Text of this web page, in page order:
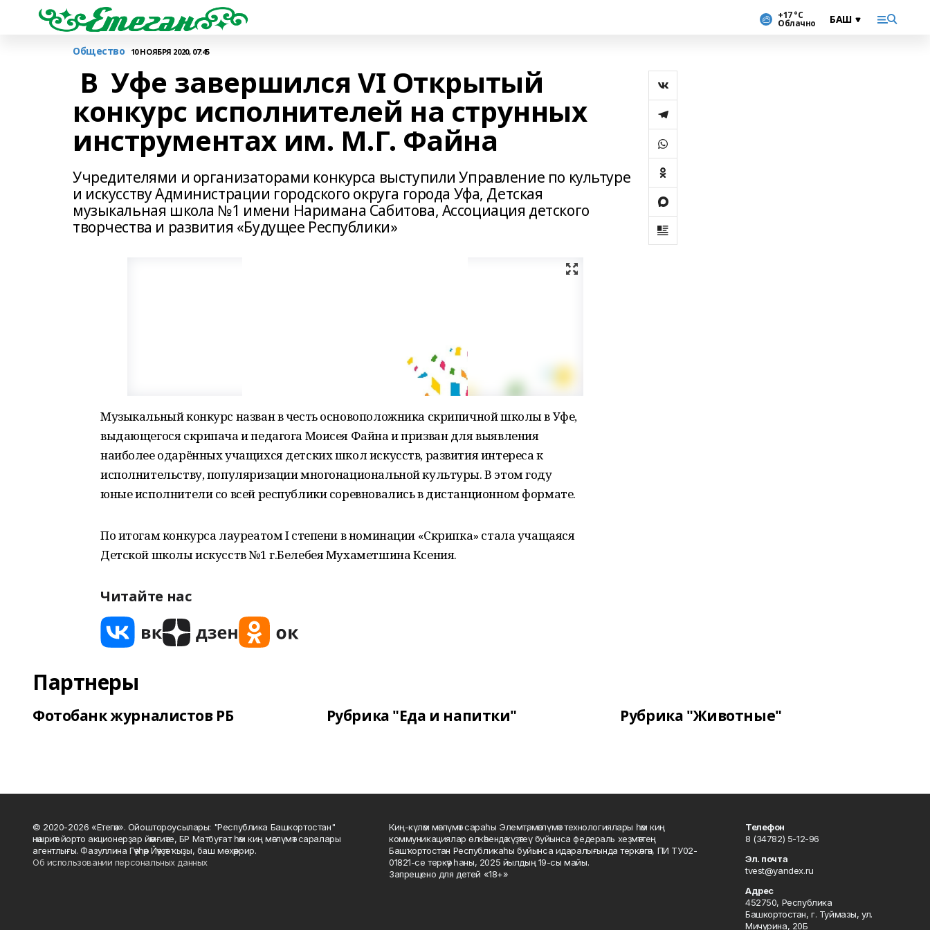
+17 °С
Облачно
Общество 10 НОЯБРЯ 2020, 07:45
В Уфе завершился VI Открытый
конкурс исполнителей на струнных
инструментах им. М.Г. Файна
Учредителями и организаторами конкурса выступили Управление по культуре
и искусству Администрации городского округа города Уфа, Детская
музыкальная школа №1 имени Наримана Сабитова, Ассоциация детского
творчества и развития «Будущее Республики»
Музыкальный конкурс назван в честь основоположника скрипичной школы в Уфе,
выдающегося скрипача и педагога Моисея Файна и призван для выявления
наиболее одарённых учащихся детских школ искусств, развития интереса к
исполнительству, популяризации многонациональной культуры. В этом году
юные исполнители со всей республики соревновались в дистанционном формате.
По итогам конкурса лауреатом I степени в номинации «Скрипка» стала учащаяся
Детской школы искусств №1 г.Белебея Мухаметшина Ксения.
Читайте нас
Партнеры
Фотобанк журналистов РБ Рубрика "Еда и напитки" Рубрика "Животные"
© 2020-2026 «Етегән». Ойоштороусылары: "Республика Башкортостан"
нәшриәт йорто акционерҙар йәмғиәте, БР Матбуғат һәм киң мәғлүмәт саралары
агентлығы. Фазуллина Гәүһәр Йәүҙәт ҡыҙы, баш мөхәррир.
Об использовании персональных данных
Киң-күләм мәғлүмәт сараһы Элемтә, мәғлүмәт технологиялары һәм киң
коммуникациялар өлкәһендә күҙәтеү буйынса федераль хеҙмәттең
Башҡортостан Республикаһы буйынса идаралығында теркәлгән, ПИ ТУ02-
01821-се теркәү һаны, 2025 йылдың 19-сы майы.
Запрещено для детей «18+»
Телефон
8 (34782) 5-12-96
Эл. почта
tvest@yandex.ru
Адрес
452750, Республика
Башкортостан, г. Туймазы, ул.
Мичурина, 20Б